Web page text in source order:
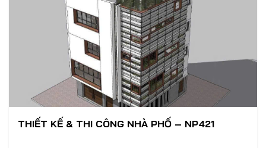
THIẾT KẾ & THI CÔNG NHÀ PHỐ – NP421